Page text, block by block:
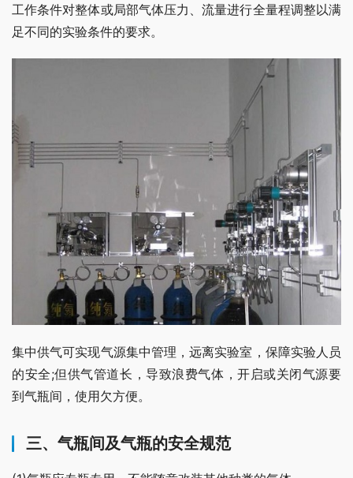
工作条件对整体或局部气体压力、流量进行全量程调整以满
足不同的实验条件的要求。
集中供气可实现气源集中管理，远离实验室，保障实验人员
的安全;但供气管道长，导致浪费气体，开启或关闭气源要
到气瓶间，使用欠方便。
三、气瓶间及气瓶的安全规范